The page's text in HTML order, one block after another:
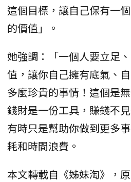
這個目標，讓自己保有一
的價值」。
她強調：「一個人要立足
值，讓你自己擁有底氣、
多麼珍貴的事情！這個是
錢財是一份工具，賺錢不
有時只是幫助你做到更多
耗和時間浪費。
本文轉載自《姊妹淘》，原